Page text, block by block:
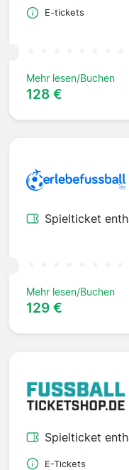
E-tickets
Mehr lesen/Buchen
128 €
Spielticket
Mehr lesen/Buchen
129 €
Spielticket
E-Tickets